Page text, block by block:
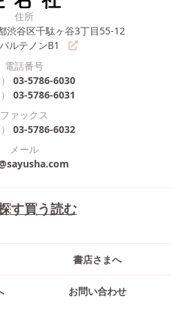
す買う読む
書店さまへ
お問い合わせ
住所
渋谷区千駄ヶ谷3丁目55-12
ルテノンB1
電話番号
03-5786-6030
03-5786-6031
ファックス
03-5786-6032
メール